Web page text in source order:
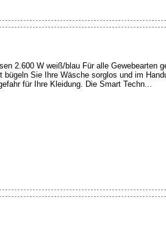
2.600 W weiß/blau Für alle Gewebearten
Sie Ihre Wäsche sorglos und im
für Ihre Kleidung. Die Smart Techn...